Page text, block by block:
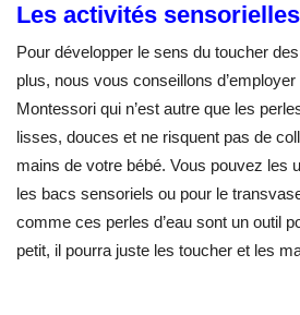
Les activités sensorielles
Pour développer le sens du toucher
plus, nous vous conseillons
Montessori qui n’est autre que les
lisses, douces et ne risquent pas de
mains de votre bébé. Vous pouvez les
les bacs sensoriels ou pour le
comme ces perles d’eau sont un outil
petit, il pourra juste les toucher et les